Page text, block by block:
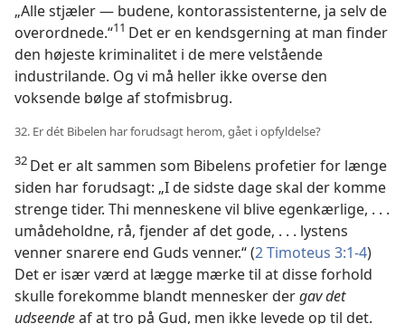
„Alle stjæler — budene, kontorassistenterne, ja selv de
overordnede.“11 Det er en kendsgerning at man finder
den højeste kriminalitet i de mere velstående
industrilande. Og vi må heller ikke overse den
voksende bølge af stofmisbrug.
32. Er dét Bibelen har forudsagt herom, gået i opfyldelse?
32 Det er alt sammen som Bibelens profetier for længe
siden har forudsagt: „I de sidste dage skal der komme
strenge tider. Thi menneskene vil blive egenkærlige, . . .
umådeholdne, rå, fjender af det gode, . . . lystens
venner snarere end Guds venner.“ (2 Timoteus 3:1-4)
Det er især værd at lægge mærke til at disse forhold
skulle forekomme blandt mennesker dergav det
udseendeaf at tro på Gud, men ikke levede op til det.